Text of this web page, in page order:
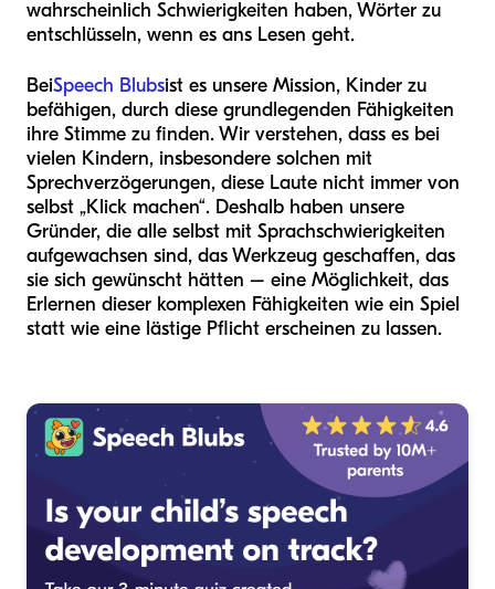
wahrscheinlich Schwierigkeiten haben, Wörter zu
entschlüsseln, wenn es ans Lesen geht.
BeiSpeech Blubsist es unsere Mission, Kinder zu
befähigen, durch diese grundlegenden Fähigkeiten
ihre Stimme zu finden. Wir verstehen, dass es bei
vielen Kindern, insbesondere solchen mit
Sprechverzögerungen, diese Laute nicht immer von
selbst „Klick machen“. Deshalb haben unsere
Gründer, die alle selbst mit Sprachschwierigkeiten
aufgewachsen sind, das Werkzeug geschaffen, das
sie sich gewünscht hätten – eine Möglichkeit, das
Erlernen dieser komplexen Fähigkeiten wie ein Spiel
statt wie eine lästige Pflicht erscheinen zu lassen.